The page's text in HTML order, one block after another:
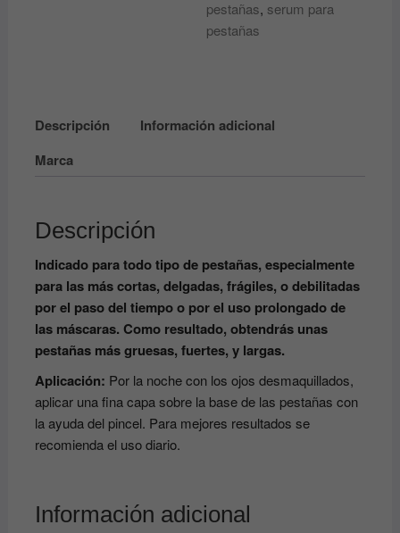
cantidad
pestañas, serum para
pestañas
Descripción
Información adicional
Marca
Descripción
Indicado para todo tipo de pestañas, especialmente
para las más cortas, delgadas, frágiles, o debilitadas
por el paso del tiempo o por el uso prolongado de
las máscaras. Como resultado, obtendrás unas
pestañas más gruesas, fuertes, y largas.
Aplicación: Por la noche con los ojos desmaquillados,
aplicar una fina capa sobre la base de las pestañas con
la ayuda del pincel. Para mejores resultados se
recomienda el uso diario.
Información adicional